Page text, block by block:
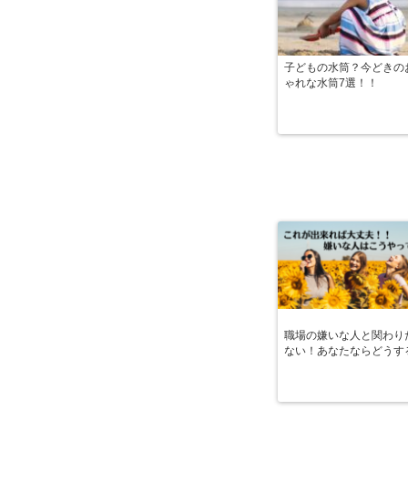
子どもの水筒？今どきの
ゃれな水筒7選！！
職場の嫌いな人と関わり
ない！あなたならどうす